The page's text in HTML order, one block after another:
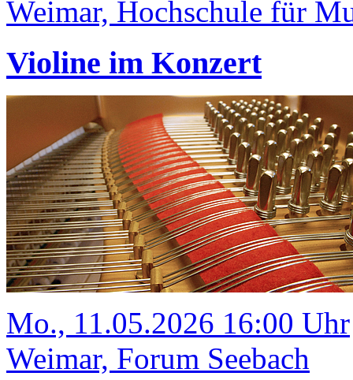
Weimar, Hochschule für
Violine im Konzert
Mo., 11.05.2026 16:00 Uhr
Weimar, Forum Seebach